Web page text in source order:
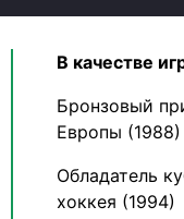
В качестве
Бронзовый
Европы (1988)
Обладатель
хоккея (1994)